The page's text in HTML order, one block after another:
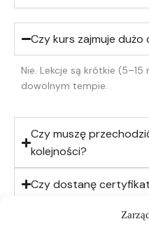
Czy kurs zajmuje dużo
Nie. Lekcje są krótkie
dowolnym tempie.
Czy muszę
kolejności?
Czy dostanę
Czy AI naprawdę